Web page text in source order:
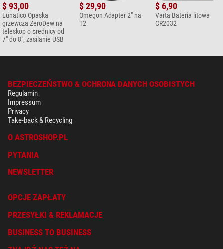
$ 93,00
Lunatico Opaska
grzewcza ZeroDew na
teleskop o średnicy od
7" do 8", zasilanie USB
$ 29,90
Omegon Adapter 2" na
T2
$ 6,90
Varta Bateria litowa
CR2032
BEZPIECZEŃSTWO & OCHRONA DANYCH OSOBISTYCH
Regulamin
Impressum
Privacy
Take-back & Recycling
O ASTROSHOP.PL
PYTANIA
NEWSLETTER
OPCJE ZAPŁATY
PRZESYŁKI & REKLAMACJE
BUSINESS TO BUSINESS